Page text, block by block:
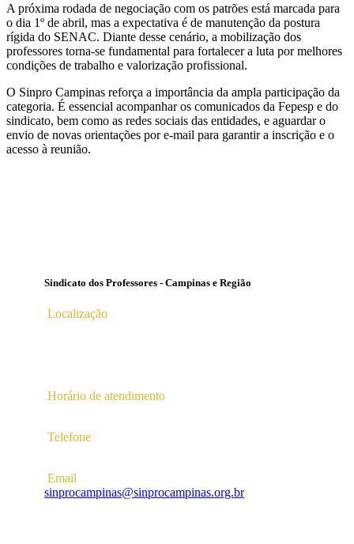
A próxima rodada de negociação com os patrões está marcada para
o dia 1º de abril, mas a expectativa é de manutenção da postura
rígida do SENAC. Diante desse cenário, a mobilização dos
professores torna-se fundamental para fortalecer a luta por melhores
condições de trabalho e valorização profissional.
O Sinpro Campinas reforça a importância da ampla participação da
categoria. É essencial acompanhar os comunicados da Fepesp e do
sindicato, bem como as redes sociais das entidades, e aguardar o
envio de novas orientações por e-mail para garantir a inscrição e o
acesso à reunião.
Sindicato dos Professores - Campinas e Região
Localização
Horário de atendimento
Telefone
Email
sinprocampinas@sinprocampinas.org.br